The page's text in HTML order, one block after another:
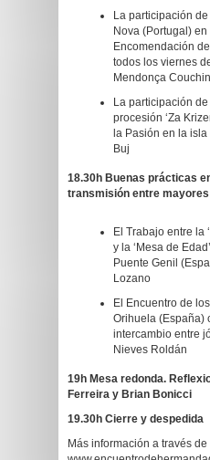
La participación
Nova (Portugal)
Encomendación
todos los viernes
Mendonça
La participación
procesión ‘Za
la Pasión en la
Buj
18.30h Buenas prácticas
transmisión entre
El Trabajo entre la
y la ‘Mesa de
Puente Genil
Lozano
El Encuentro de
Orihuela (España)
intercambio entre
Nieves Roldán
19h Mesa redonda.
Ferreira y Brian Bonicci
19.30h Cierre y despedida
Más información a través